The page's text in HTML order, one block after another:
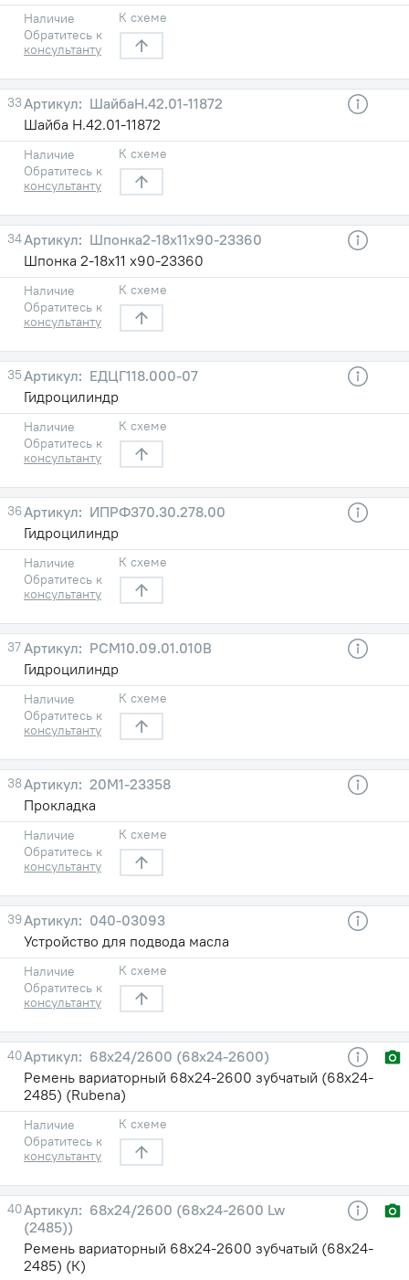
Наличие
Обратитесь к
консультанту
К схеме
33
ШайбаН.42.01-11872
Шайба Н.42.01-11872
Наличие
Обратитесь к
консультанту
К схеме
34
Шпонка2-18х11х90-23360
Шпонка 2-18х11 х90-23360
Наличие
Обратитесь к
консультанту
К схеме
35
ЕДЦГ118.000-07
Гидроцилиндр
Наличие
Обратитесь к
консультанту
К схеме
36
ИПРФ370.30.278.00
Гидроцилиндр
Наличие
Обратитесь к
консультанту
К схеме
37
РСМ10.09.01.010В
Гидроцилиндр
Наличие
Обратитесь к
консультанту
К схеме
38
20М1-23358
Прокладка
Наличие
Обратитесь к
консультанту
К схеме
39
040-03093
Устройство для подвода масла
Наличие
Обратитесь к
консультанту
К схеме
40
68х24/2600 (68х24-2600)
Ремень вариаторный 68х24-2600 зубчатый (68х24-
2485) (Rubena)
Наличие
Обратитесь к
консультанту
К схеме
40
68х24/2600 (68х24-2600 Lw
(2485))
Ремень вариаторный 68х24-2600 зубчатый (68х24-
2485) (К)